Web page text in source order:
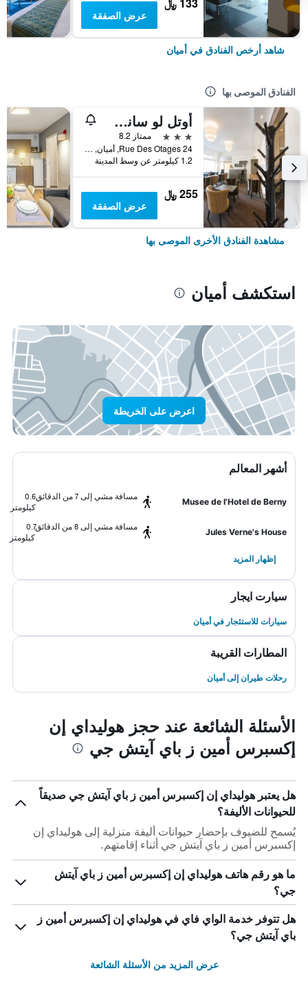
133 ﷼
عرض الصفقة
شاهد أرخص الفنادق في أميان
الفنادق الموصى بها
أوتل لو سانت لويس
3 نجوم
ممتاز 8.2
24 Rue Des Otages, أميان, إقليم سوم, فرنسا
1.2 كيلومتر عن وسط المدينة
255 ﷼
عرض الصفقة
مشاهدة الفنادق الأخرى الموصى بها
استكشف أميان
اعرض على الخريطة
أشهر المعالم
Musee de l'Hotel de Berny
مسافة مشي إلى 7 من الدقائق
0.6
كيلومتر
Jules Verne's House
مسافة مشي إلى 8 من الدقائق
0.7
كيلومتر
إظهار المزيد
سيارت ايجار
سيارات للاستئجار في أميان
المطارات القريبة
رحلات طيران إلى أميان
الأسئلة الشائعة عند حجز هوليداي إن
إكسبرس أمين ز باي آيتش جي
هل يعتبر هوليداي إن إكسبرس أمين ز باي آيتش جي صديقاً
للحيوانات الأليفة؟
يُسمح للضيوف بإحضار حيوانات أليفة منزلية إلى هوليداي إن
إكسبرس أمين ز باي آيتش جي أثناء إقامتهم.
ما هو رقم هاتف هوليداي إن إكسبرس أمين ز باي آيتش
جي؟
هل تتوفر خدمة الواي فاي في هوليداي إن إكسبرس أمين ز
باي آيتش جي؟
عرض المزيد من الأسئلة الشائعة